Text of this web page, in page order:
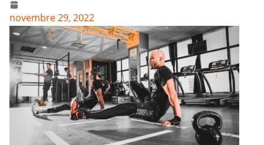
novembre 29, 2022